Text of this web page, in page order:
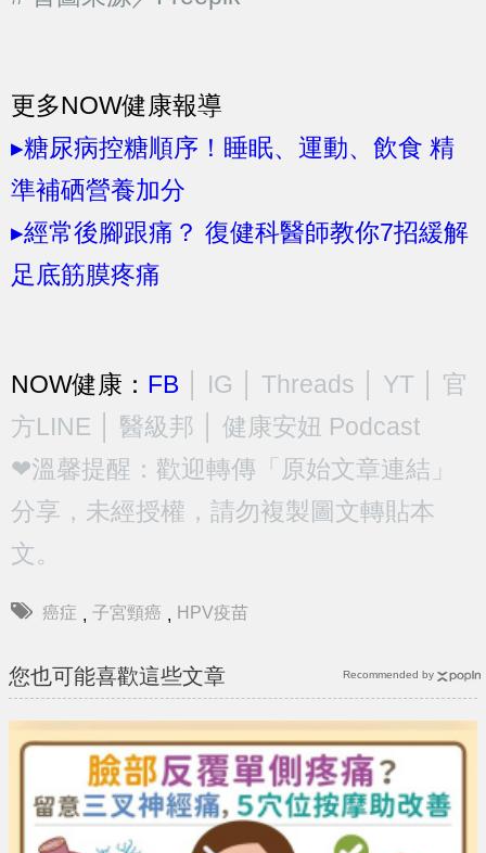
更多NOW健康報導
▸糖尿病控糖順序！睡眠、運動、飲食 精
準補硒營養加分
▸經常後腳跟痛？ 復健科醫師教你7招緩解
足底筋膜疼痛
NOW健康： FB│ IG Threads YT│ 官
方LINE
醫級邦
健康安妞 Podcast
❤溫馨提醒：歡迎轉傳「原始文章連結」
分享，未經授權，請勿複製圖文轉貼本
文。
癌症 , 子宮頸癌 , HPV疫苗
您也可能喜歡這些文章 Recommended by